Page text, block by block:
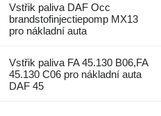
Vstřik paliva DAF Occ
brandstofinjectiepomp MX13
pro nákladní auta
Vstřik paliva FA 45.130 B06,FA
45.130 C06 pro nákladní auta
DAF 45